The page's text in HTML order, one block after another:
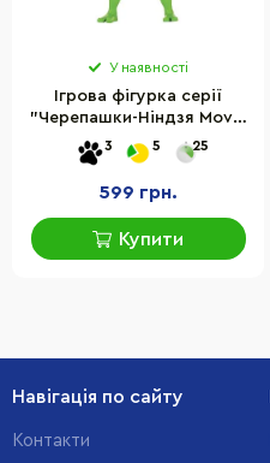
У наявності
Ігрова фігурка серії
"Черепашки-Ніндзя Мovie
III" Рафаель TMNT 83354 зі
звуком
3 5 25
599 грн.
Купити
Навігація по сайту
Контакти